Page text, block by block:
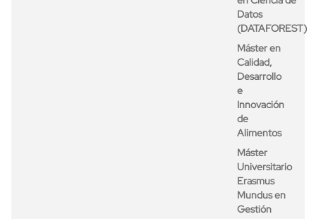
Datos
(DATAFOREST)
Máster en
Calidad,
Desarrollo
e
Innovación
de
Alimentos
Máster
Universitario
Erasmus
Mundus en
Gestión